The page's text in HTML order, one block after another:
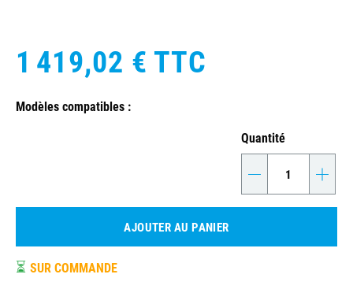
1 419,02 € TTC
Modèles compatibles :
Quantité
- +
AJOUTER AU PANIER
⏳ SUR COMMANDE